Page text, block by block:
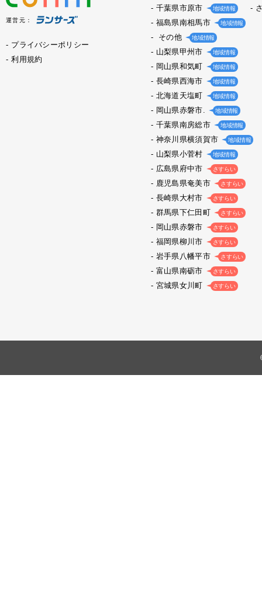
運営元：
プライバシーポリシー
利用規約
千葉県市原市 地域情報
福島県南相馬市 地域情報
その他 地域情報
山梨県甲州市 地域情報
岡山県和気町 地域情報
長崎県西海市 地域情報
北海道天塩町 地域情報
岡山県赤磐市. 地域情報
千葉県南房総市 地域情報
神奈川県横須賀市 地域情報
山梨県小菅村 地域情報
広島県府中市 さすらい
鹿児島県奄美市 さすらい
長崎県大村市 さすらい
群馬県下仁田町 さすらい
岡山県赤磐市 さすらい
福岡県柳川市 さすらい
岩手県八幡平市 さすらい
富山県南砺市 さすらい
宮城県女川町 さすらい